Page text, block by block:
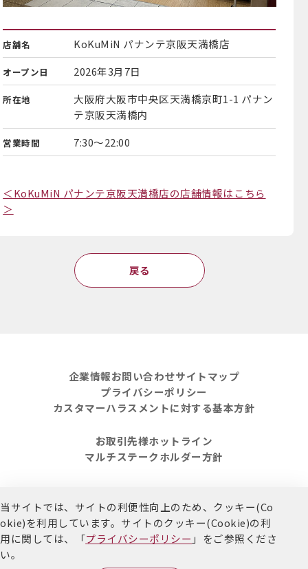
当サイトでは、サイトの利便性向上のため、クッキー(Co
okie)を利用しています。 サイトのクッキー(Cookie)の利
用に関しては、「プライバシーポリシー 」をご参照くださ
い。
店舗名 KoKuMiN パナンテ京阪天満橋店
オープン日 2026年3月7日
所在地
大阪府大阪市中央区天満橋京町1-1 パナン
テ京阪天満橋内
営業時間 7:30～22:00
＜KoKuMiN パナンテ京阪天満橋店の店舗情報はこちら
＞
戻る
企業情報お問い合わせサイトマップ
プライバシーポリシー
カスタマーハラスメントに対する基本方針
お取引先様ホットライン
マルチステークホルダー方針
Copyright Kokumin Co.,LTD. All Rights Reserved.